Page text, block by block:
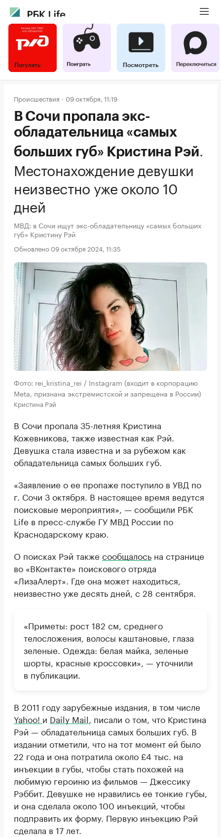
Погулять Посмотреть
Происшествия 09 октября, 11:19
В Сочи пропала экс-
обладательница «самых
больших губ» Кристина Рэй.
Местонахождение девушки
неизвестно уже около 10
дней
МВД: в Сочи ищут экс-обладательницу «самых больших
губ» Кристину Рэй
Обновлено 09 октября 2024, 11:35
Фото: rei_kristina_rei / Instagram (входит в корпорацию
Meta, признана экстремистской и запрещена в России)
Кристина Рэй
В Сочи пропала 35-летняя Кристина
Кожевникова, также известная как Рэй.
Девушка стала известна и за рубежом как
обладательница самых больших губ.
«Заявление о ее пропаже поступило в УВД по
г. Сочи 3 октября. В настоящее время ведутся
поисковые мероприятия», — сообщили РБК
Life в пресс-службе ГУ МВД России по
Краснодарскому краю.
О поисках Рэй также сообщалось на странице
во «ВКонтакте» поискового отряда
«ЛизаАлерт». Где она может находиться,
неизвестно уже десять дней, с 28 сентября.
«Приметы: рост 182 см, среднего
телосложения, волосы каштановые, глаза
зеленые. Одежда: белая майка, зеленые
шорты, красные кроссовки», — уточнили
в публикации.
В 2011 году зарубежные издания, в том числе
Yahoo! и Daily Mail , писали о том, что Кристина
Рэй — обладательница самых больших губ. В
издании отметили, что на тот момент ей было
22 года и она потратила около £4 тыс. на
инъекции в губы, чтобы стать похожей на
любимую героиню из фильмов — Джессику
Рэббит. Девушке не нравились ее тонкие губы,
и она сделала около 100 инъекций, чтобы
подправить их форму. Первую инъекцию Рэй
сделала в 17 лет.